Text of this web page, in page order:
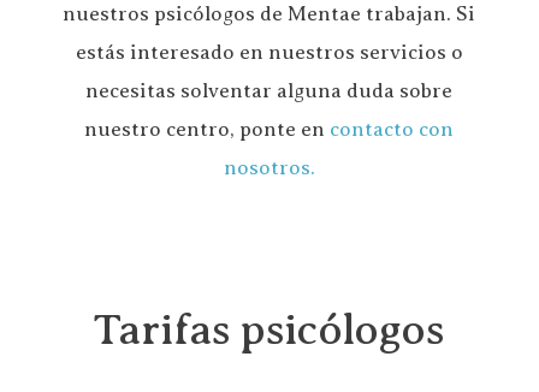
nuestros psicólogos de Mentae trabajan. Si
estás interesado en nuestros servicios o
necesitas solventar alguna duda sobre
nuestro centro, ponte en contacto con
nosotros.
Tarifas psicólogos